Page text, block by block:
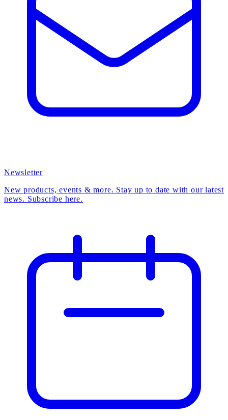
Newsletter
New products, events & more. Stay up to date with our latest
news. Subscribe here.